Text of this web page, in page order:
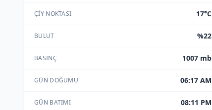
ÇIY NOKTASI 17°C
BULUT %22
BASINÇ 1007 mb
GÜN DOĞUMU 06:17 AM
GÜN BATIMI 08:11 PM